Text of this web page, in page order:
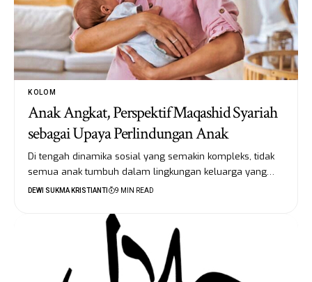
KOLOM
Anak Angkat, Perspektif Maqashid Syariah
sebagai Upaya Perlindungan Anak
Di tengah dinamika sosial yang semakin kompleks, tidak
semua anak tumbuh dalam lingkungan keluarga yang…
DEWI SUKMA KRISTIANTI 9 MIN READ